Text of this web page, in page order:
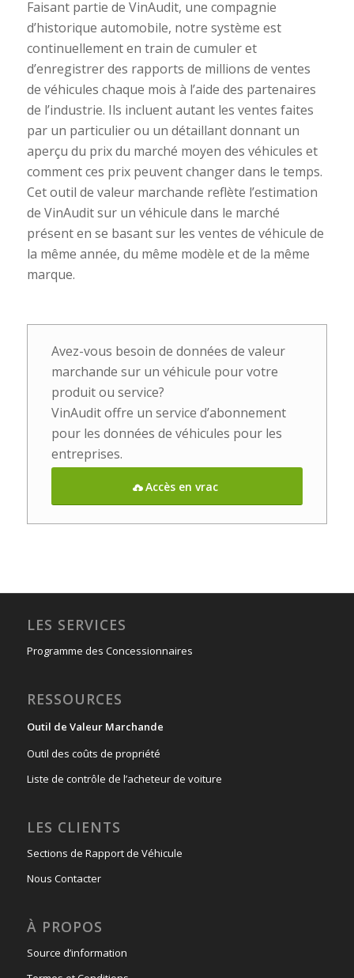
Faisant partie de VinAudit, une compagnie
d’historique automobile, notre système est
continuellement en train de cumuler et
d’enregistrer des rapports de millions de ventes
de véhicules chaque mois à l’aide des partenaires
de l’industrie. Ils incluent autant les ventes faites
par un particulier ou un détaillant donnant un
aperçu du prix du marché moyen des véhicules et
comment ces prix peuvent changer dans le temps.
Cet outil de valeur marchande reflète l’estimation
de VinAudit sur un véhicule dans le marché
présent en se basant sur les ventes de véhicule de
la même année, du même modèle et de la même
marque.
Avez-vous besoin de données de valeur
marchande sur un véhicule pour votre
produit ou service?
VinAudit offre un service d’abonnement
pour les données de véhicules pour les
entreprises.
Accès en vrac
LES SERVICES
Programme des Concessionnaires
RESSOURCES
Outil de Valeur Marchande
Outil des coûts de propriété
Liste de contrôle de l’acheteur de voiture
LES CLIENTS
Sections de Rapport de Véhicule
Nous Contacter
À PROPOS
Source d’information